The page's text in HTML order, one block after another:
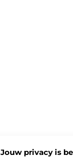
Jouw privacy is